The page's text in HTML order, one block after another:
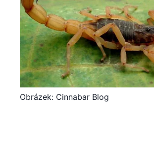
Obrázek: Cinnabar Blog